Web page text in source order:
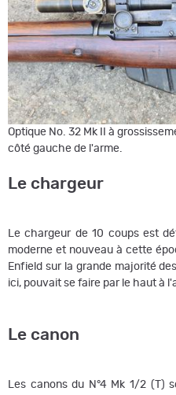
Optique No. 32 Mk II à
côté gauche de l'arme.
Le chargeur
Le chargeur de 10 coups est
moderne et nouveau à cette
Enfield sur la grande majorité
ici, pouvait se faire par le haut à
Le canon
Les canons du N°4 Mk 1/2 (T)